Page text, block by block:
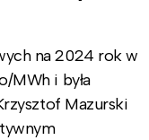
na 2024 rok w
MWh i była
Mazurski